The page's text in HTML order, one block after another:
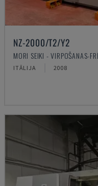
NZ-2000/T2/Y2
MORI SEIKI - VIRPOŠANAS-
ITĀLIJA 2008